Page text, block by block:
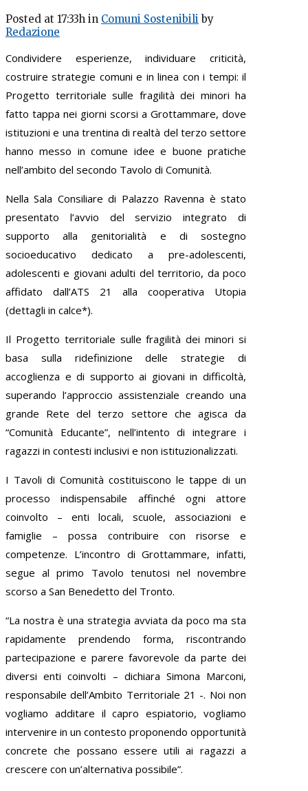
Posted at 17:33h in Comuni Sostenibili by
Redazione
Condividere esperienze, individuare criticità,
costruire strategie comuni e in linea con i tempi: il
Progetto territoriale sulle fragilità dei minori ha
fatto tappa nei giorni scorsi a Grottammare, dove
istituzioni e una trentina di realtà del terzo settore
hanno messo in comune idee e buone pratiche
nell’ambito del secondo Tavolo di Comunità.
Nella Sala Consiliare di Palazzo Ravenna è stato
presentato l’avvio del servizio integrato di
supporto alla genitorialità e di sostegno
socioeducativo dedicato a pre-adolescenti,
adolescenti e giovani adulti del territorio, da poco
affidato dall’ATS 21 alla cooperativa Utopia
(dettagli in calce*).
Il Progetto territoriale sulle fragilità dei minori si
basa sulla ridefinizione delle strategie di
accoglienza e di supporto ai giovani in difficoltà,
superando l’approccio assistenziale creando una
grande Rete del terzo settore che agisca da
“Comunità Educante”, nell’intento di integrare i
ragazzi in contesti inclusivi e non istituzionalizzati.
I Tavoli di Comunità costituiscono le tappe di un
processo indispensabile affinché ogni attore
coinvolto – enti locali, scuole, associazioni e
famiglie – possa contribuire con risorse e
competenze. L’incontro di Grottammare, infatti,
segue al primo Tavolo tenutosi nel novembre
scorso a San Benedetto del Tronto.
“La nostra è una strategia avviata da poco ma sta
rapidamente prendendo forma, riscontrando
partecipazione e parere favorevole da parte dei
diversi enti coinvolti – dichiara Simona Marconi,
responsabile dell’Ambito Territoriale 21 -. Noi non
vogliamo additare il capro espiatorio, vogliamo
intervenire in un contesto proponendo opportunità
concrete che possano essere utili ai ragazzi a
crescere con un’alternativa possibile”.